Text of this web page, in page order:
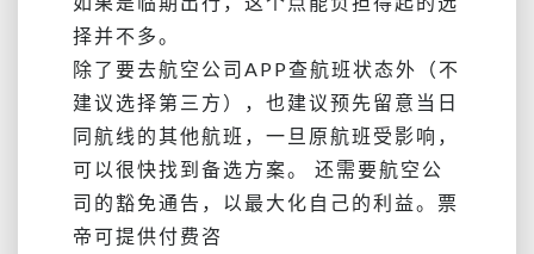
择并不多。
除了要去航空公司APP查航班状态外（不
建议选择第三方），也建议预先留意当日
同航线的其他航班，一旦原航班受影响，
可以很快找到备选方案。 还需要航空公
司的豁免通告，以最大化自己的利益。票
帝可提供付费咨